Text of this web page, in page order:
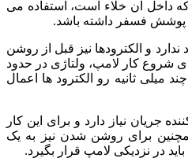
آن خلاء است، استفاده می
داشته باشد.
الکترودها نیز قبل از روشن
کار لامپ، ولتاژی در حدود
ثانیه رو الکترود ها اعمال
نیاز دارد و برای این کار
برای روشن شدن نیز به یک
لامپ قرار بگیرد.